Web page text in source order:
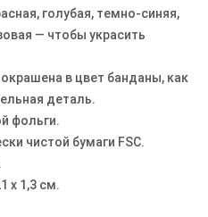
голубая, темно-синяя,
— чтобы украсить
в цвет банданы, как
деталь.
фольги.
чистой бумаги FSC.
х 1,3 см.